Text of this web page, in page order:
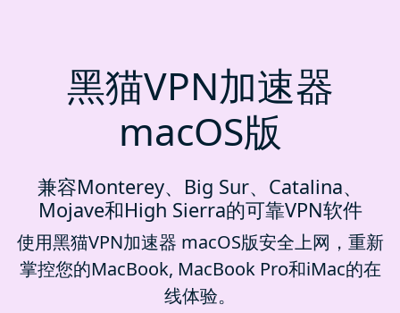
黑猫VPN加速器
macOS版
兼容Monterey、Big Sur、Catalina、
Mojave和High Sierra的可靠VPN软件
使用黑猫VPN加速器 macOS版安全上网，重新
掌控您的MacBook, MacBook Pro和iMac的在
线体验。